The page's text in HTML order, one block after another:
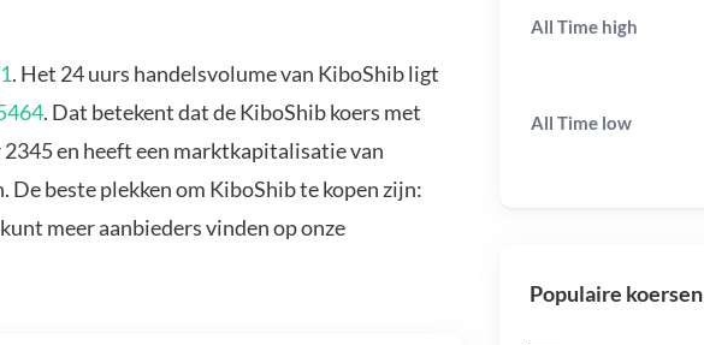
. Het 24 uurs handelsvolume van KiboShib ligt
. Dat betekent dat de KiboShib koers met
en heeft een marktkapitalisatie van
De beste plekken om KiboShib te kopen zijn:
meer aanbieders vinden op onze
All Time high
All Time low
Populaire koersen